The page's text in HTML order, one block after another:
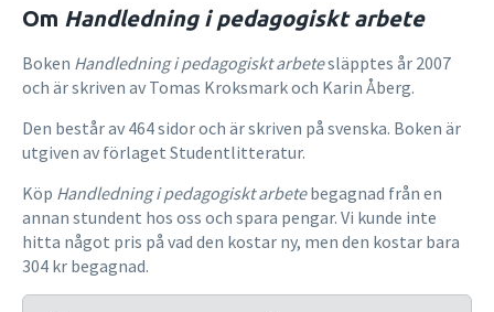
Om Handledning i pedagogiskt arbete
Boken Handledning i pedagogiskt arbetesläpptes år 2007
och är skriven av Tomas Kroksmark och Karin Åberg.
Den består av 464 sidor och är skriven på svenska. Boken är
utgiven av förlaget Studentlitteratur.
Köp Handledning i pedagogiskt arbetebegagnad från en
annan stundent hos oss och spara pengar. Vi kunde inte
hitta något pris på vad den kostar ny, men den kostar bara
304 kr begagnad.